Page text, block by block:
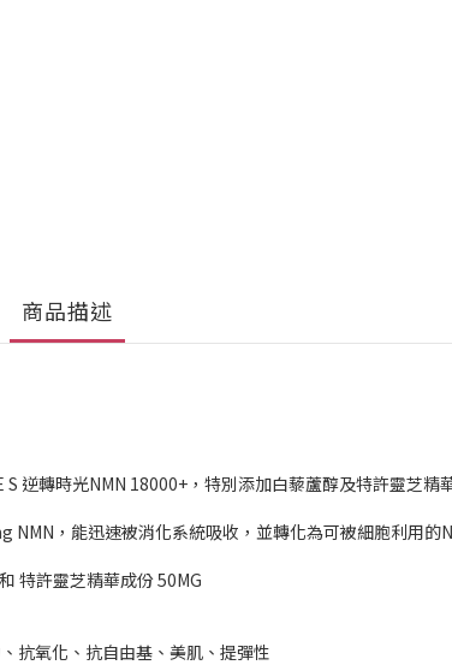
商品描述
S 逆轉時光NMN 18000+，特別添加白藜蘆醇及特許靈芝
NMN，能迅速被消化系統吸收，並轉化為可被細胞利用的
特許靈芝精華成份 50MG
抗氧化、抗自由基、美肌、提彈性